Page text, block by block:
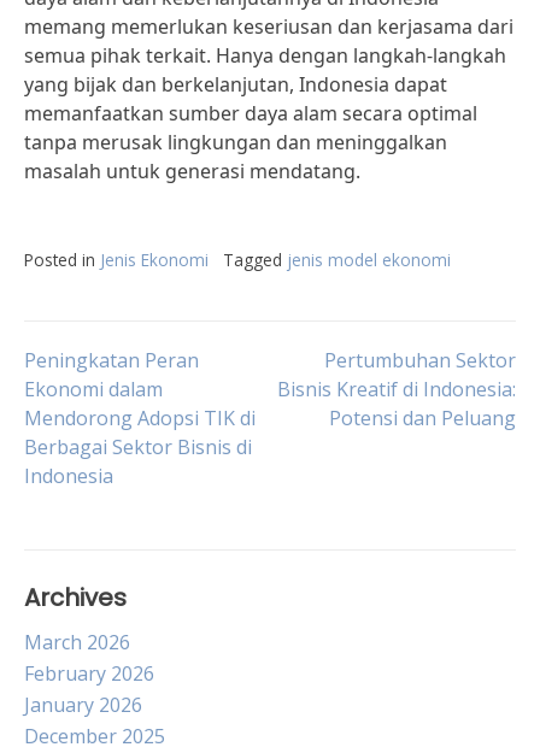
memang memerlukan keseriusan dan kerjasama dari
semua pihak terkait. Hanya dengan langkah-langkah
yang bijak dan berkelanjutan, Indonesia dapat
memanfaatkan sumber daya alam secara optimal
tanpa merusak lingkungan dan meninggalkan
masalah untuk generasi mendatang.
Posted in Jenis Ekonomi Tagged jenis model ekonomi
Post
navigation
Peningkatan Peran
Ekonomi dalam
Mendorong Adopsi TIK di
Berbagai Sektor Bisnis di
Indonesia
Pertumbuhan Sektor
Bisnis Kreatif di Indonesia:
Potensi dan Peluang
Archives
March 2026
February 2026
January 2026
December 2025